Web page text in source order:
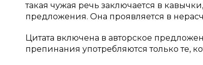
такая чужая речь заключается в
предложения. Она проявляется в
Цитата включена в авторское
препинания употребляются только те,